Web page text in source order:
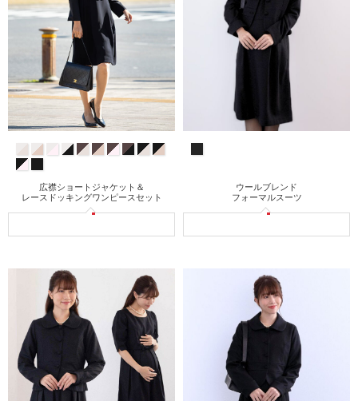
広襟ショートジャケット＆
レースドッキングワンピースセット
ウールブレンド
フォーマルスーツ